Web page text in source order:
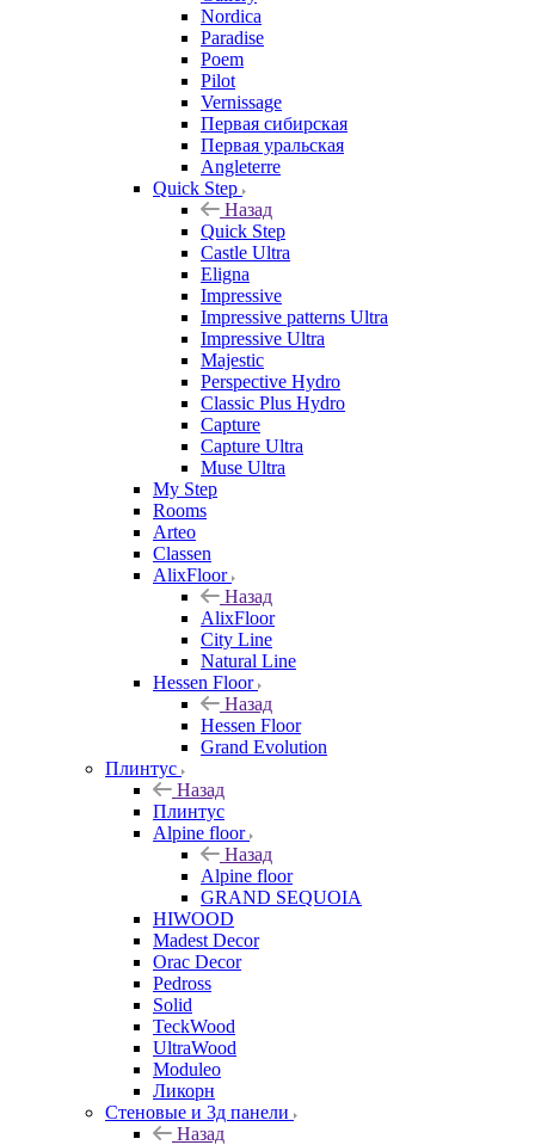
Nordica
Paradise
Poem
Pilot
Vernissage
Первая сибирская
Первая уральская
Angleterre
Quick Step
Назад
Quick Step
Castle Ultra
Eligna
Impressive
Impressive patterns Ultra
Impressive Ultra
Majestic
Perspective Hydro
Classic Plus Hydro
Capture
Capture Ultra
Muse Ultra
My Step
Rooms
Arteo
Classen
AlixFloor
Назад
AlixFloor
City Line
Natural Line
Hessen Floor
Назад
Hessen Floor
Grand Evolution
Плинтус
Назад
Плинтус
Alpine floor
Назад
Alpine floor
GRAND SEQUOIA
HIWOOD
Madest Decor
Orac Decor
Pedross
Solid
TeckWood
UltraWood
Moduleo
Ликорн
Стеновые и 3д панели
Назад